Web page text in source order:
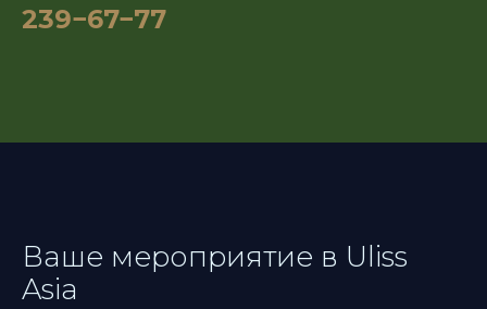
239−67−77
Ваше мероприятие в Uliss
Asia